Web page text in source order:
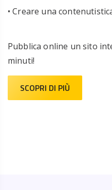
• Creare una
Pubblica online un sito
minuti!
SCOPRI DI PIÙ